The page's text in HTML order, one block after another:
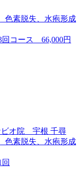
色素脱失、水疱形成
コース 66,000円
ビオ院 宇根 千尋
色素脱失、水疱形成